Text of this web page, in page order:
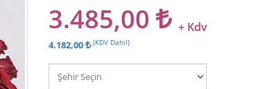
3.485,00 + Kdv
4.182,00 (KDV Dahil)